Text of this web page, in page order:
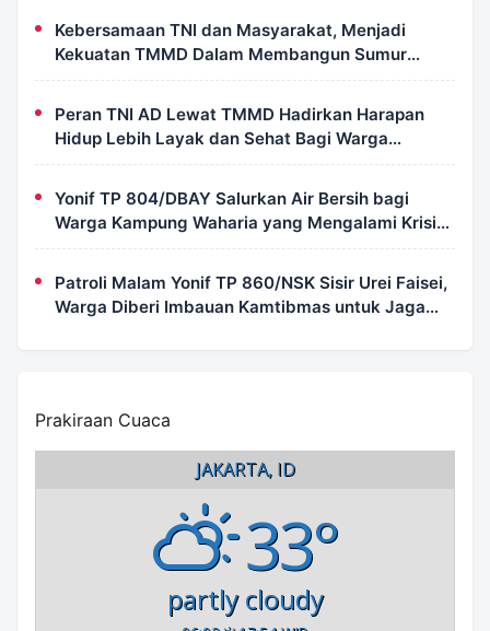
Kebersamaan TNI dan Masyarakat, Menjadi
Kekuatan TMMD Dalam Membangun Sumur
Galian di Wanam
Peran TNI AD Lewat TMMD Hadirkan Harapan
Hidup Lebih Layak dan Sehat Bagi Warga
Kampung Wanam
Yonif TP 804/DBAY Salurkan Air Bersih bagi
Warga Kampung Waharia yang Mengalami Krisis
Air
Patroli Malam Yonif TP 860/NSK Sisir Urei Faisei,
Warga Diberi Imbauan Kamtibmas untuk Jaga
Prakiraan Cuaca
JAKARTA, ID
33°
partly cloudy